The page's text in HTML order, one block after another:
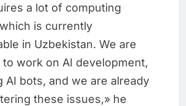
a lot of computing
is currently
in Uzbekistan. We are
to work on AI development,
AI bots, and we are already
these issues,» he